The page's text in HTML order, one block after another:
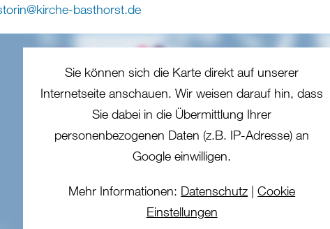
@kirche-basthorst.de
Sie können sich die Karte direkt auf unserer
Internetseite anschauen. Wir weisen darauf hin, dass
Sie dabei in die Übermittlung Ihrer
personenbezogenen Daten (z.B. IP-Adresse) an
Google einwilligen.
Mehr Informationen: Datenschutz |Cookie
Einstellungen